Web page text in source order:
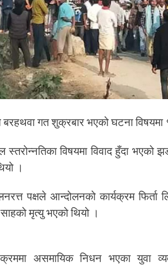
बरहथवा गत शुक्रबार भएको घटना
स्तरोन्नतिका विषयमा विवाद हुँदा भएको
।
पक्षले आन्दोलनको कार्यक्रम फिर्ता
मृत्यु भएको थियो ।
असमायिक निधन भएका युवा